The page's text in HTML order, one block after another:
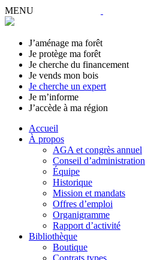
MENU
J’aménage ma forêt
Je protège ma forêt
Je cherche du financement
Je vends mon bois
Je cherche un expert
Je m’informe
J’accède à ma région
Accueil
À propos
AGA et congrès annuel
Conseil d’administration
Équipe
Historique
Mission et mandats
Offres d’emploi
Organigramme
Rapport d’activité
Bibliothèque
Boutique
Contrats types